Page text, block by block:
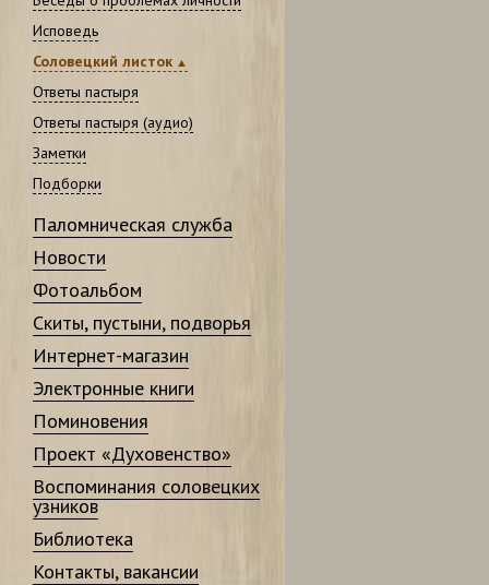
Исповедь
Соловецкий листок
Ответы пастыря
Ответы пастыря (аудио)
Заметки
Подборки
Паломническая служба
Новости
Фотоальбом
Скиты, пустыни, подворья
Интернет-магазин
Электронные книги
Поминовения
Проект «Духовенство»
Воспоминания соловецких
узников
Библиотека
Контакты, вакансии